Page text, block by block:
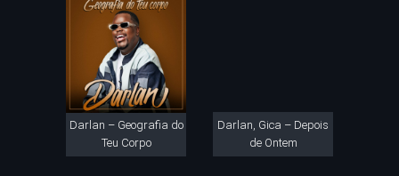
Darlan – Geografia do
Teu Corpo
Darlan, Gica – Depois
de Ontem